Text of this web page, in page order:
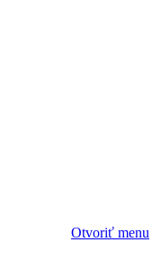
Otvoriť menu